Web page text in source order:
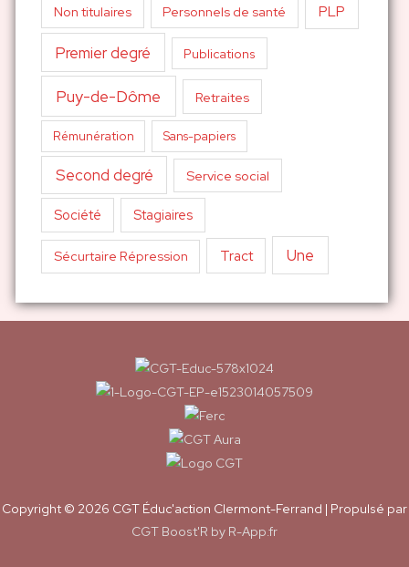
Non titulaires Personnels de santé PLP
Premier degré Publications
Puy-de-Dôme Retraites
Rémunération Sans-papiers
Second degré Service social
Société Stagiaires
Sécurtaire Répression Tract Une
Copyright © 2026 CGT Éduc'action Clermont-Ferrand | Propulsé par
CGT Boost'R by R-App.fr